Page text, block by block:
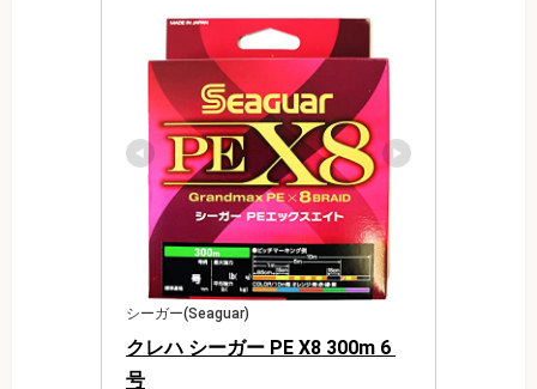
シーガー(Seaguar)
クレハ シーガー PE X8 300m 6
号